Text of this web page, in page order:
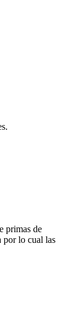
primas de
por lo cual las